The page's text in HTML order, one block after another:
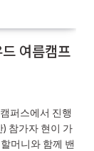
여름캠프
퍼스에서 진행
참가자 현이 가
머니와 함께 밴